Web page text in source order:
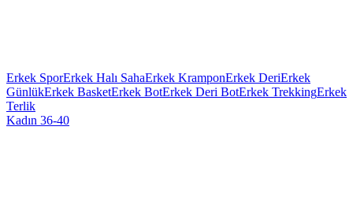
Erkek SporErkek Halı SahaErkek KramponErkek DeriErkek
GünlükErkek BasketErkek BotErkek Deri BotErkek TrekkingErkek
Terlik
Kadın 36-40